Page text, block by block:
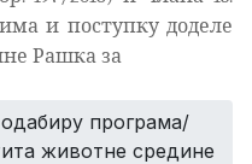
и поступку доделе
Рашка за
програма/
животне средине